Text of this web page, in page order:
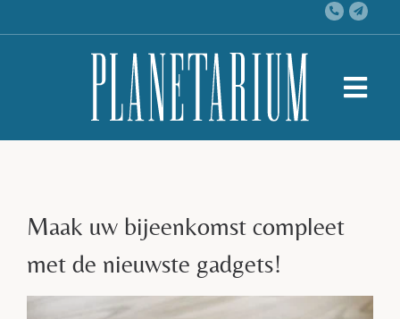
to
Activiteiten
Maak uw bijeenkomst compleet
met de nieuwste gadgets!